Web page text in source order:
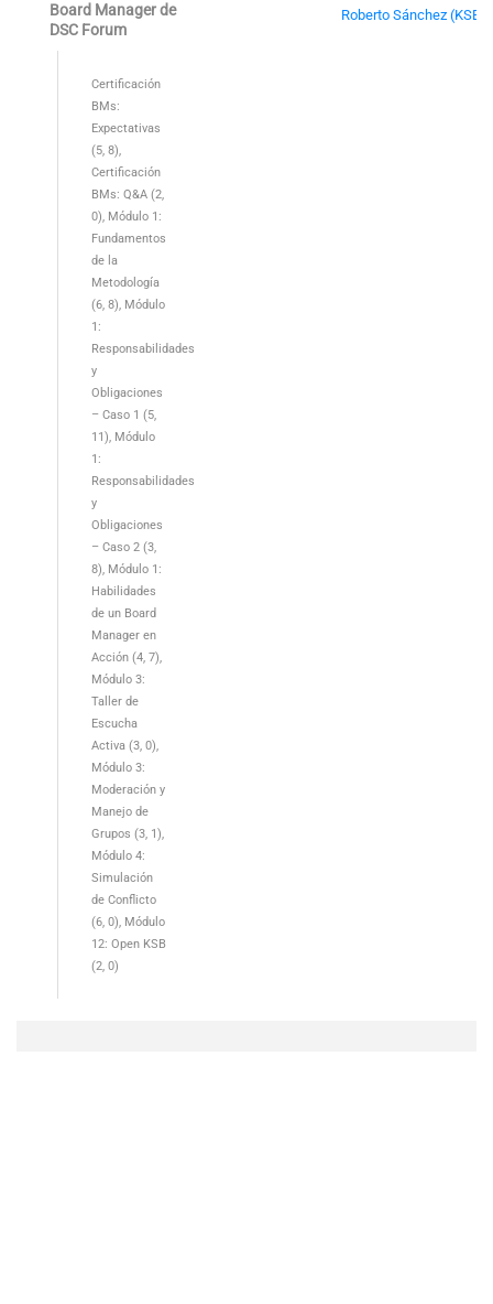
Board Manager de
DSC Forum
Certificación
BMs:
Expectativas
(5, 8)
Certificación
BMs: Q&A (2,
0) Módulo 1:
Fundamentos
de la
Metodología
(6, 8) Módulo
1:
Responsabilidades
y
Obligaciones
– Caso 1 (5,
11) Módulo
1:
Responsabilidades
y
Obligaciones
– Caso 2 (3,
8) Módulo 1:
Habilidades
de un Board
Manager en
Acción (4, 7)
Módulo 3:
Taller de
Escucha
Activa (3, 0)
Módulo 3:
Moderación y
Manejo de
Grupos (3, 1)
Módulo 4:
Simulación
de Conflicto
(6, 0) Módulo
12: Open KSB
(2, 0)
Roberto Sánchez (KSB-